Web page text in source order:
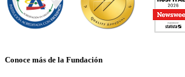
Conoce más de la Fundación